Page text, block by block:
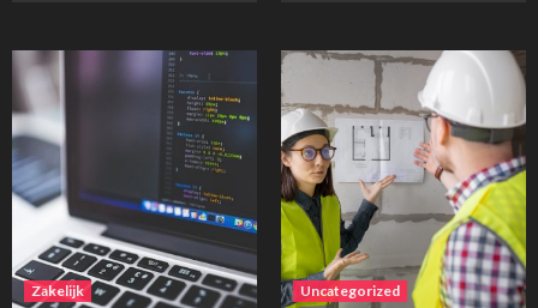
Zakelijk Uncategorized